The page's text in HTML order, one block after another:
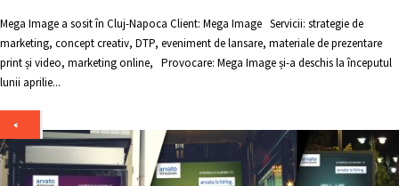
Mega Image a sosit în Cluj-Napoca Client: Mega Image Servicii: strategie de
marketing, concept creativ, DTP, eveniment de lansare, materiale de prezentare
print și video, marketing online, Provocare: Mega Image și-a deschis la începutul
lunii aprilie...